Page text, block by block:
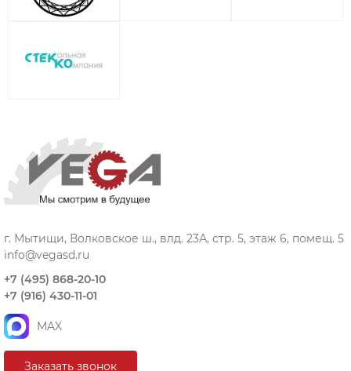
г. Мытищи, Волковское ш., влд. 23А, стр. 5, этаж 6, помещ. 5
info@vegasd.ru
+7 (495) 868-20-10
+7 (916) 430-11-01
MAX
Заказать звонок